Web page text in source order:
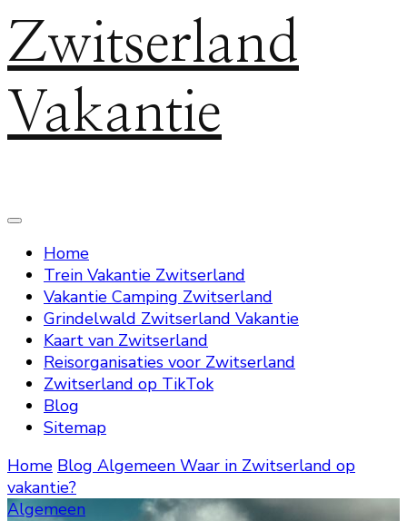
Zwitserland
Vakantie
Home
Trein Vakantie Zwitserland
Vakantie Camping Zwitserland
Grindelwald Zwitserland Vakantie
Kaart van Zwitserland
Reisorganisaties voor Zwitserland
Zwitserland op TikTok
Blog
Sitemap
Home Blog Algemeen Waar in Zwitserland op
vakantie?
Algemeen